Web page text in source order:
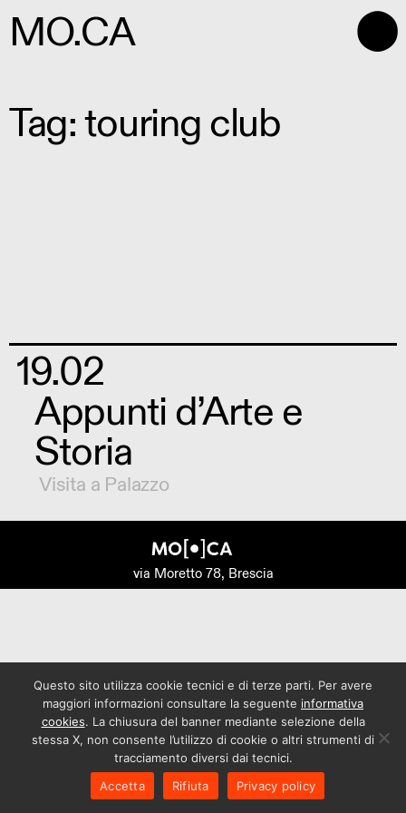
MO.CA
⬤
Tag: touring club
19.02
Appunti d’Arte e
Storia
Visita a Palazzo
via Moretto 78, Brescia
Questo sito utilizza cookie tecnici e di terze parti. Per avere
maggiori informazioni consultare la seguente informativa
cookies. La chiusura del banner mediante selezione della
stessa X, non consente l’utilizzo di cookie o altri strumenti di
tracciamento diversi dai tecnici.
Accetta
Rifiuta Privacy policy